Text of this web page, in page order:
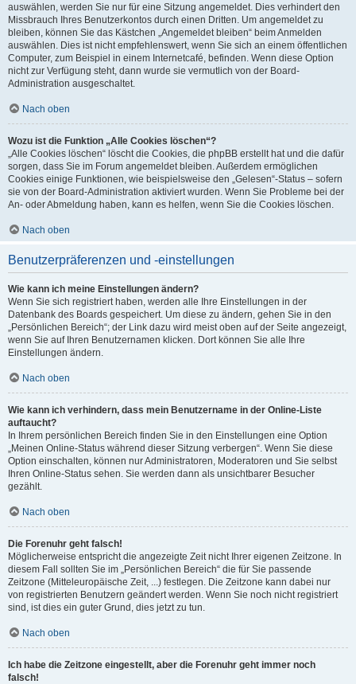
auswählen, werden Sie nur für eine Sitzung angemeldet. Dies verhindert den
Missbrauch Ihres Benutzerkontos durch einen Dritten. Um angemeldet zu
bleiben, können Sie das Kästchen „Angemeldet bleiben“ beim Anmelden
auswählen. Dies ist nicht empfehlenswert, wenn Sie sich an einem öffentlichen
Computer, zum Beispiel in einem Internetcafé, befinden. Wenn diese Option
nicht zur Verfügung steht, dann wurde sie vermutlich von der Board-
Administration ausgeschaltet.
Nach oben
Wozu ist die Funktion „Alle Cookies löschen“?
„Alle Cookies löschen“ löscht die Cookies, die phpBB erstellt hat und die dafür
sorgen, dass Sie im Forum angemeldet bleiben. Außerdem ermöglichen
Cookies einige Funktionen, wie beispielsweise den „Gelesen“-Status – sofern
sie von der Board-Administration aktiviert wurden. Wenn Sie Probleme bei der
An- oder Abmeldung haben, kann es helfen, wenn Sie die Cookies löschen.
Nach oben
Benutzerpräferenzen und -einstellungen
Wie kann ich meine Einstellungen ändern?
Wenn Sie sich registriert haben, werden alle Ihre Einstellungen in der
Datenbank des Boards gespeichert. Um diese zu ändern, gehen Sie in den
„Persönlichen Bereich“; der Link dazu wird meist oben auf der Seite angezeigt,
wenn Sie auf Ihren Benutzernamen klicken. Dort können Sie alle Ihre
Einstellungen ändern.
Nach oben
Wie kann ich verhindern, dass mein Benutzername in der Online-Liste
auftaucht?
In Ihrem persönlichen Bereich finden Sie in den Einstellungen eine Option
„Meinen Online-Status während dieser Sitzung verbergen“. Wenn Sie diese
Option einschalten, können nur Administratoren, Moderatoren und Sie selbst
Ihren Online-Status sehen. Sie werden dann als unsichtbarer Besucher
gezählt.
Nach oben
Die Forenuhr geht falsch!
Möglicherweise entspricht die angezeigte Zeit nicht Ihrer eigenen Zeitzone. In
diesem Fall sollten Sie im „Persönlichen Bereich“ die für Sie passende
Zeitzone (Mitteleuropäische Zeit, ...) festlegen. Die Zeitzone kann dabei nur
von registrierten Benutzern geändert werden. Wenn Sie noch nicht registriert
sind, ist dies ein guter Grund, dies jetzt zu tun.
Nach oben
Ich habe die Zeitzone eingestellt, aber die Forenuhr geht immer noch
falsch!